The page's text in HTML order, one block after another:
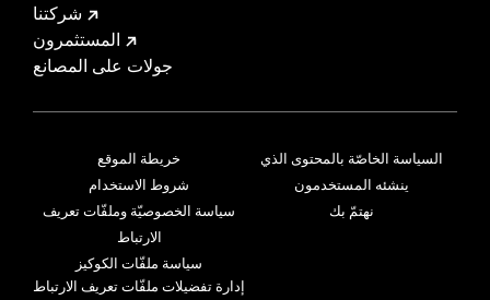
شركتنا
المستثمرون
جولات على المصانع
خريطة الموقع
شروط الاستخدام
سياسة الخصوصيّة وملفّات تعريف
الارتباط
سياسة ملفّات الكوكيز
إدارة تفضيلات ملفّات تعريف الارتباط
السياسة الخاصّة بالمحتوى الذي
ينشئه المستخدمون
نهتمّ بك